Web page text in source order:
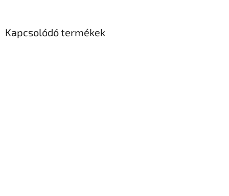
Kapcsolódó termékek